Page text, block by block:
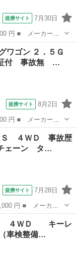
提携サイト 7月30日
ド名： ２．０Ｇ
ｌｕｅｔｏｏｔ
ワゴン ２．５Ｇ
付 事故無 …
提携サイト 8月2日
ゴン ■ グレード
無 社外メモリー
Ｓ ４ＷＤ 事故歴
ェーン タ…
提携サイト 7月28日
： カスタムＲ
ーン ターボ 社外
Ａ ４ＷＤ キーレ
車検整備…